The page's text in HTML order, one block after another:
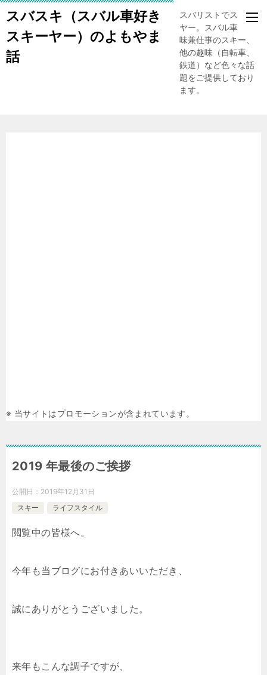
スバスキ（スバル車好き
スキーヤー）のよもやま
話
スバリストでスキー
ヤー。スバル車、趣
味兼仕事のスキー、
他の趣味（自転車、
鉄道）など色々な話
題をご提供しており
ます。
※ 当サイトはプロモーションが含まれています。
2019 年最後のご挨拶
公開日： 2019年12月31日
スキー
ライフスタイル
閲覧中の皆様へ。
今年も当ブログにお付きあいいただき、
誠にありがとうございました。
来年もこんな調子ですが、